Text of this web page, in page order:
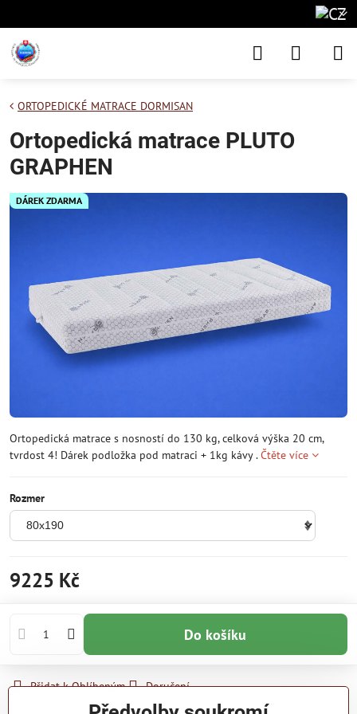
DÁREK ZDARMA
ORTOPEDICKÉ MATRACE DORMISAN
Ortopedická matrace PLUTO
GRAPHEN
Ortopedická matrace s nosností do 130 kg, celková výška 20 cm,
tvrdost 4! Dárek podložka pod matraci + 1kg kávy .Čtěte více
Rozmer
9225 Kč
Do košíku
Přidat k Oblíbeným Doručení